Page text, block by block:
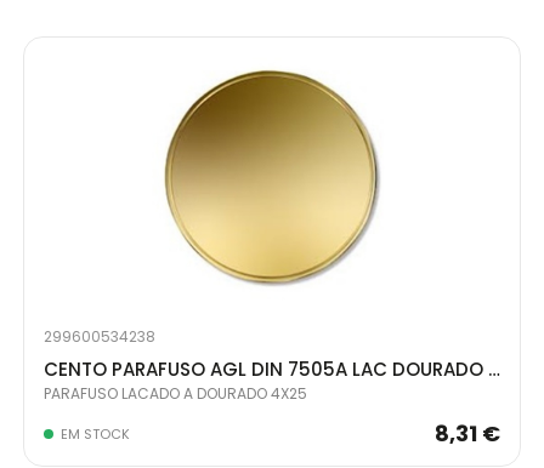
299600534238
CENTO PARAFUSO AGL DIN 7505A LAC DOURADO 4x25
PARAFUSO LACADO A DOURADO 4X25
EM STOCK 8,31 €